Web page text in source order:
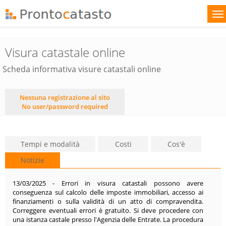
Visura catastale online
Scheda informativa visure catastali online
Nessuna registrazione al sito
No user/password required
Tempi e modalità Costi
Cos'è
Notizie
13/03/2025 - Errori in visura catastali possono avere
conseguenza sul calcolo delle imposte immobiliari, accesso ai
finanziamenti o sulla validità di un atto di compravendita.
Correggere eventuali errori è gratuito. Si deve procedere con
una istanza castale presso l'Agenzia delle Entrate. La procedura